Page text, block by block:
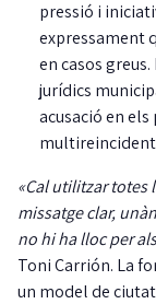
pressió i
expressament
en casos
jurídics
acusació en
«Cal utilitzar totes
missatge clar,
no hi ha lloc per
Toni Carrión. La
un model de